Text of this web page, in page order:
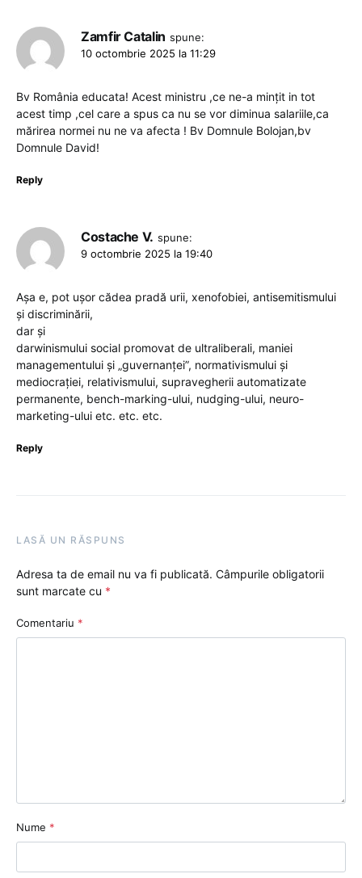
Zamfir Catalin spune:
10 octombrie 2025 la 11:29
Bv România educata! Acest ministru ,ce ne-a mințit in tot
acest timp ,cel care a spus ca nu se vor diminua salariile,ca
mărirea normei nu ne va afecta ! Bv Domnule Bolojan,bv
Domnule David!
Reply
Costache V. spune:
9 octombrie 2025 la 19:40
Așa e, pot ușor cădea pradă urii, xenofobiei, antisemitismului
și discriminării,
dar și
darwinismului social promovat de ultraliberali, maniei
managementului și „guvernanței”, normativismului și
mediocrației, relativismului, supravegherii automatizate
permanente, bench-marking-ului, nudging-ului, neuro-
marketing-ului etc. etc. etc.
Reply
LASĂ UN RĂSPUNS
Adresa ta de email nu va fi publicată. Câmpurile obligatorii
sunt marcate cu *
Comentariu *
Nume *